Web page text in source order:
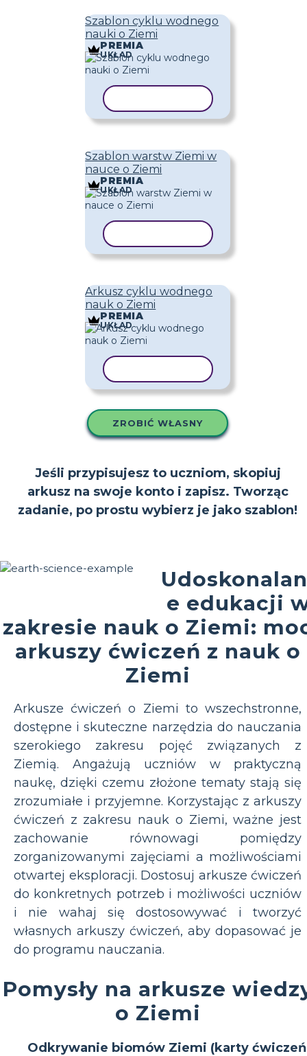
Szablon cyklu wodnego
nauki o Ziemi
PREMIA
UKŁAD
Szablon warstw Ziemi w
nauce o Ziemi
PREMIA
UKŁAD
Arkusz cyklu wodnego
nauk o Ziemi
PREMIA
UKŁAD
ZROBIĆ WŁASNY
Jeśli przypisujesz to uczniom, skopiuj
arkusz na swoje konto i zapisz. Tworząc
zadanie, po prostu wybierz je jako szablon!
e edukacji
zakresie nauk o Ziemi:
arkuszy ćwiczeń z nauk o
Ziemi
Arkusze ćwiczeń o Ziemi to wszechstronne,
dostępne i skuteczne narzędzia do nauczania
szerokiego zakresu pojęć związanych z
Ziemią. Angażują uczniów w praktyczną
naukę, dzięki czemu złożone tematy stają się
zrozumiałe i przyjemne. Korzystając z arkuszy
ćwiczeń z zakresu nauk o Ziemi, ważne jest
zachowanie równowagi pomiędzy
zorganizowanymi zajęciami a możliwościami
otwartej eksploracji. Dostosuj arkusze ćwiczeń
do konkretnych potrzeb i możliwości uczniów
i nie wahaj się dostosowywać i tworzyć
własnych arkuszy ćwiczeń, aby dopasować je
do programu nauczania.
Pomysły na arkusze
o Ziemi
Odkrywanie biomów Ziemi (karty ćwiczeń